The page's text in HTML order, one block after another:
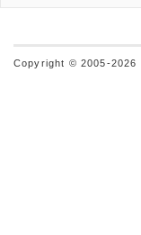
Copyright © 2005-2026